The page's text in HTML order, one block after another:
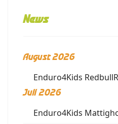
News
August 2026
Enduro4Kids
Juli 2026
Enduro4Kids